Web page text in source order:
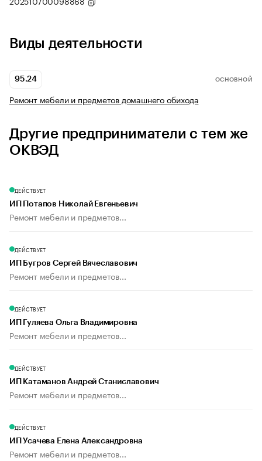
Виды деятельности
95.24 ОСНОВНОЙ
Ремонт мебели и предметов домашнего обихода
Другие предприниматели с тем же
ОКВЭД
ДЕЙСТВУЕТ
ИП Потапов Николай Евгеньевич
Ремонт мебели и предметов...
ДЕЙСТВУЕТ
ИП Бугров Сергей Вячеславович
Ремонт мебели и предметов...
ДЕЙСТВУЕТ
ИП Гуляева Ольга Владимировна
Ремонт мебели и предметов...
ДЕЙСТВУЕТ
ИП Катаманов Андрей Станиславович
Ремонт мебели и предметов...
ДЕЙСТВУЕТ
ИП Усачева Елена Александровна
Ремонт мебели и предметов...